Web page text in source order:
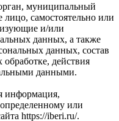
муниципальный
самостоятельно или
и/или
данных, а также
данных, состав
действия
данными.
информация,
или
https://iberi.ru/.